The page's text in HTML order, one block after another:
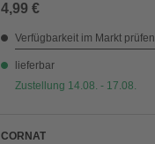
4,99 €
Verfügbarkeit im Markt prüfen
lieferbar
Zustellung 14.08. - 17.08.
CORNAT